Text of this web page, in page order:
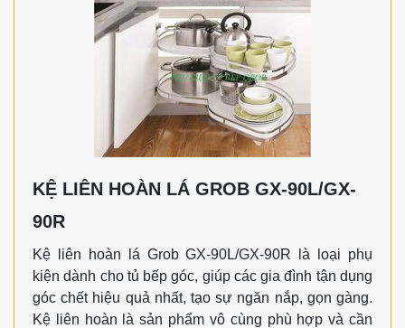
KỆ LIÊN HOÀN LÁ GROB GX-90L/GX-
90R
Kệ liên hoàn lá Grob GX-90L/GX-90R là loại phụ
kiện dành cho tủ bếp góc, giúp các gia đình tận dụng
góc chết hiệu quả nhất, tạo sự ngăn nắp, gọn gàng.
Kệ liên hoàn là sản phẩm vô cùng phù hợp và cần